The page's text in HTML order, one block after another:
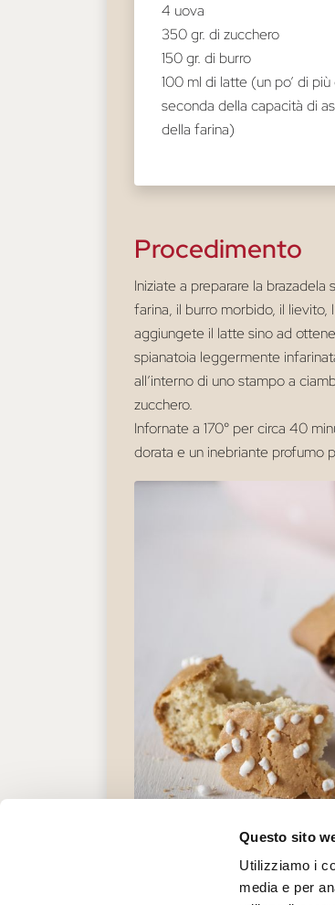
Questo sito
Utilizziamo i
media e per
4 uova
350 gr. di zucchero
150 gr. di burro
100 ml di latte (un po’ di
seconda della capacità di
della farina)
Procedimento
Iniziate a preparare la
farina, il burro morbido, il lievito,
aggiungete il latte sino ad
spianatoia leggermente
all’interno di uno stampo a
zucchero.
Infornate a 170° per circa 40
dorata e un inebriante profumo